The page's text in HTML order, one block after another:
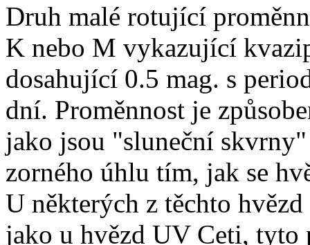
Druh malé rotující
K nebo M vykazující
dosahující 0.5 mag. s
dní. Proměnnost je
jako jsou "sluneční
zorného úhlu tím, jak se
U některých z těchto
jako u hvězd UV Ceti, tyto